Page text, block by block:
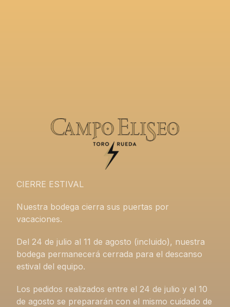
CIERRE ESTIVAL
Nuestra bodega cierra sus puertas por
vacaciones.
Del 24 de julio al 11 de agosto (incluido), nuestra
bodega permanecerá cerrada para el descanso
estival del equipo.
Los pedidos realizados entre el 24 de julio y el 10
de agosto se prepararán con el mismo cuidado de